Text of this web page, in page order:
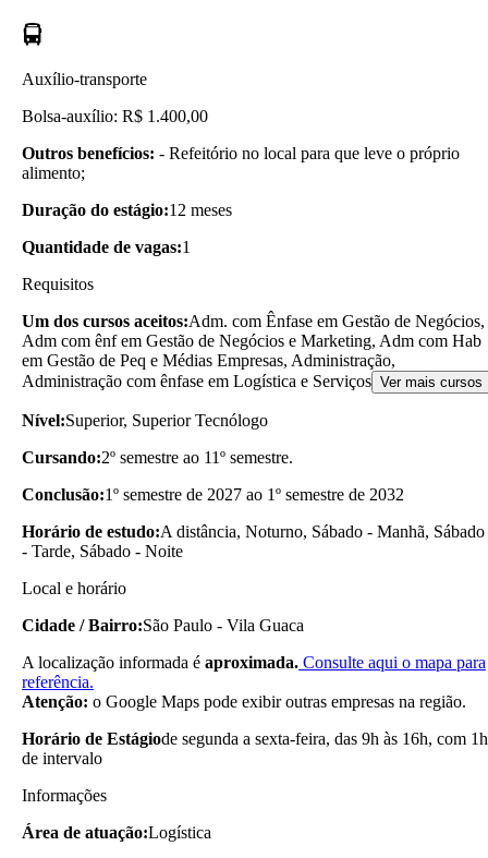
Auxílio-transporte
Bolsa-auxílio: R$ 1.400,00
Outros benefícios: - Refeitório no local para que leve o próprio
alimento;
Duração do estágio:12 meses
Quantidade de vagas:1
Requisitos
Um dos cursos aceitos:Adm. com Ênfase em Gestão de Negócios,
Adm com ênf em Gestão de Negócios e Marketing, Adm com Hab
em Gestão de Peq e Médias Empresas, Administração,
Administração com ênfase em Logística e Serviços Ver mais cursos
Nível:Superior, Superior Tecnólogo
Cursando:2º semestre ao 11º semestre.
Conclusão:1º semestre de 2027 ao 1º semestre de 2032
Horário de estudo:A distância, Noturno, Sábado - Manhã, Sábado
- Tarde, Sábado - Noite
Local e horário
Cidade / Bairro:São Paulo - Vila Guaca
A localização informada é aproximada. Consulte aqui o mapa para
referência.
Atenção: o Google Maps pode exibir outras empresas na região.
Horário de Estágiode segunda a sexta-feira, das 9h às 16h, com 1h
de intervalo
Informações
Área de atuação:Logística